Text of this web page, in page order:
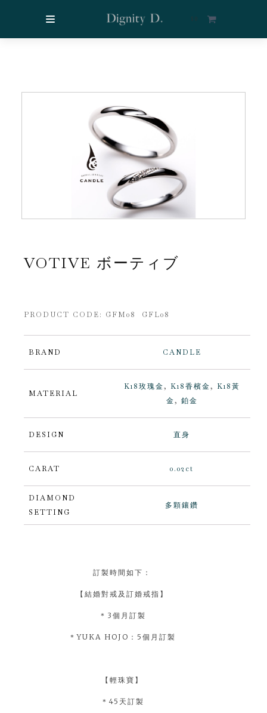
$ 0
VOTIVE ボーティブ
PRODUCT CODE: GFM08 GFL08
BRAND CANDLE
MATERIAL
K18玫瑰金, K18香檳金, K18黃
金, 鉑金
DESIGN 直身
CARAT 0.02ct
DIAMOND
SETTING
多顆鑲鑽
訂製時間如下：
【結婚對戒及訂婚戒指】
＊3個月訂製
＊YUKA HOJO：5個月訂製
【輕珠寶】
＊45天訂製